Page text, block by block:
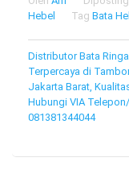
Hebel
Tag Bata
Navigasi
pos
Distributor Bata
Terpercaya di
Jakarta Barat,
Hubungi VIA
081381344044